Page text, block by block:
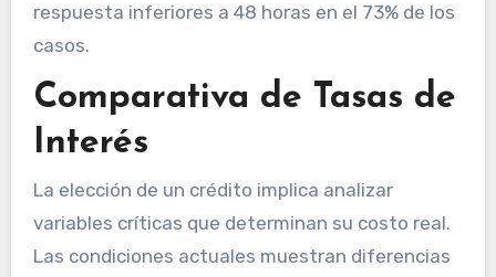
respuesta inferiores a 48 horas en el 73% de los
casos.
Comparativa de Tasas de
Interés
La elección de un crédito implica analizar
variables críticas que determinan su costo real.
Las condiciones actuales muestran diferencias